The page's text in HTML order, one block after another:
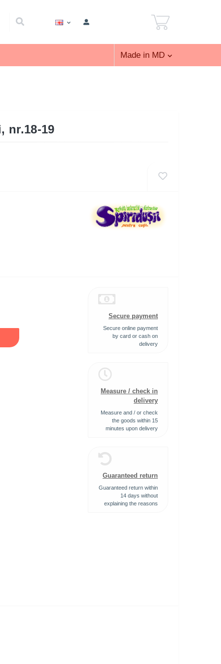
Made in MD
nr.18-19
Secure payment
Secure online payment
by card or cash on
delivery
Measure / check in
delivery
Measure and / or check
the goods within 15
minutes upon delivery
Guaranteed return
Guaranteed return within
14 days without
explaining the reasons